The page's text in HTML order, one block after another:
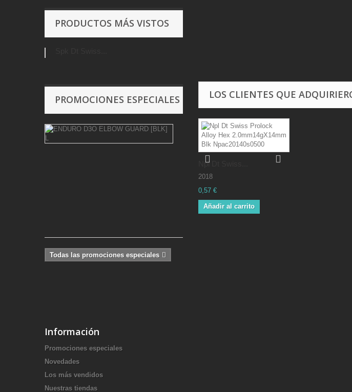
PRODUCTOS MÁS VISTOS
PROMOCIONES ESPECIALES
ENDURO
ELBOW
GUARD
22,47 €
74,90
Todas las promociones especiales
LOS CLIENTES QUE
Npl Dt Swiss...
2018
0,57 €
Añadir al carrito
Información
Promociones especiales
Novedades
Los más vendidos
Nuestras tiendas